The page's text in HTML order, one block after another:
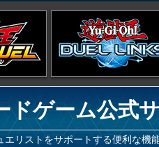
ドゲーム公式
エリストをサポートする便利な機